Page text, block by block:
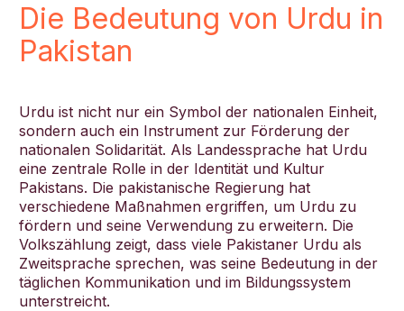
Die Bedeutung von Urdu in
Pakistan
Urdu ist nicht nur ein Symbol der nationalen Einheit,
sondern auch ein Instrument zur Förderung der
nationalen Solidarität. Als Landessprache hat Urdu
eine zentrale Rolle in der Identität und Kultur
Pakistans. Die pakistanische Regierung hat
verschiedene Maßnahmen ergriffen, um Urdu zu
fördern und seine Verwendung zu erweitern. Die
Volkszählung zeigt, dass viele Pakistaner Urdu als
Zweitsprache sprechen, was seine Bedeutung in der
täglichen Kommunikation und im Bildungssystem
unterstreicht.